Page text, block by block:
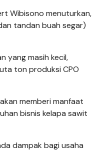
Wibisono menuturkan,
tandan buah segar)
yang masih kecil,
ton produksi CPO
memberi manfaat
bisnis kelapa sawit
dampak bagi usaha